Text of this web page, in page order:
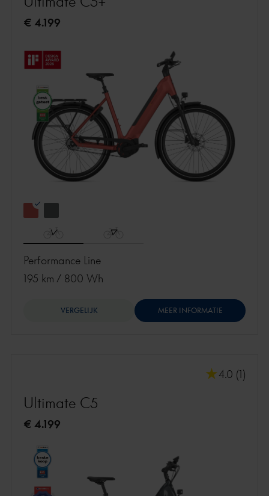
€ 4.199
Performance Line
195 km / 800 Wh
VERGELIJK MEER INFORMATIE
4.0 (1)
Ultimate C5
€ 4.199